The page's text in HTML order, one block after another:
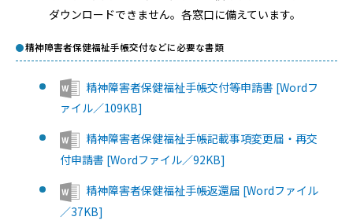
ダウンロードできません。各窓口に備えています。
精神障害者保健福祉手帳交付などに必要な書類
精神障害者保健福祉手帳交付等申請書 [Wordフ
ァイル／109KB]
精神障害者保健福祉手帳記載事項変更届・再交
付申請書 [Wordファイル／92KB]
精神障害者保健福祉手帳返還届 [Wordファイル
／37KB]